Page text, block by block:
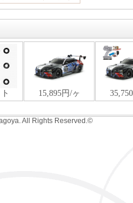
All Rights Reserved.©